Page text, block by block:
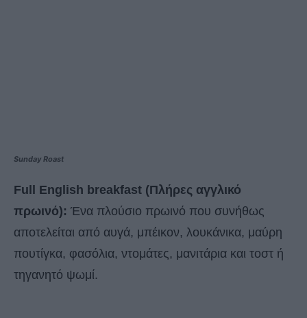
Sunday Roast
Full
English breakfast (Πλήρες αγγλικό
πρωινό): Ένα πλούσιο πρωινό που συνήθως
αποτελείται από αυγά, μπέικον, λουκάνικα, μαύρη
πουτίγκα, φασόλια, ντομάτες, μανιτάρια και τοστ ή
τηγανητό ψωμί.